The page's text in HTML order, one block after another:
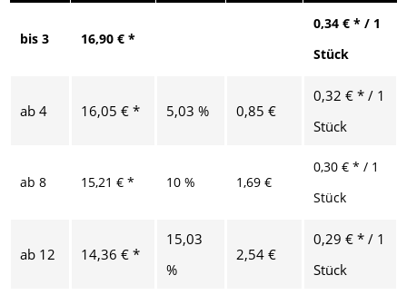
bis 3 16,90 € *
0,34 € * / 1
Stück
ab 4 16,05 € * 5,03 % 0,85 €
0,32 € * / 1
Stück
ab 8 15,21 € * 10 % 1,69 €
0,30 € * / 1
Stück
ab 12 14,36 € *
15,03
%
2,54 €
0,29 € * / 1
Stück